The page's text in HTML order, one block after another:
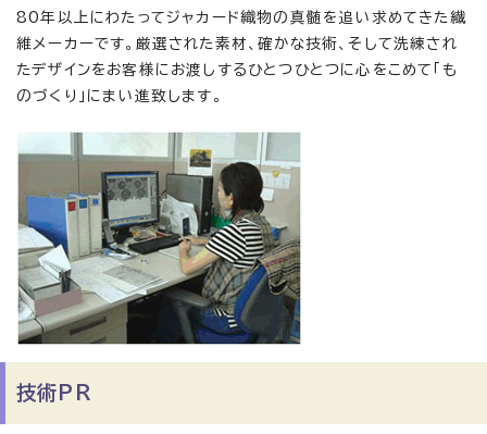
80年以上にわたってジャカード織物の真髄を追い求めてきた繊
維メーカーです。厳選された素材、確かな技術、そして洗練され
たデザインをお客様にお渡しするひとつひとつに心をこめて「も
のづくり」にまい進致します。
技術PR